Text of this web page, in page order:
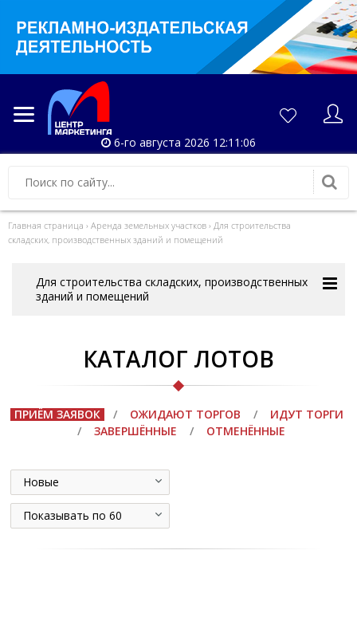
6-го августа 2026 12:11:06
Главная страница › Аренда земельных участков › Для строительства
складских, производственных зданий и помещений
Для строительства складских, производственных
зданий и помещений
КАТАЛОГ ЛОТОВ
ПРИЁМ ЗАЯВОК / ОЖИДАЮТ ТОРГОВ /
ИДУТ ТОРГИ
/
ЗАВЕРШЁННЫЕ / ОТМЕНЁННЫЕ
Новые
Показывать по 60